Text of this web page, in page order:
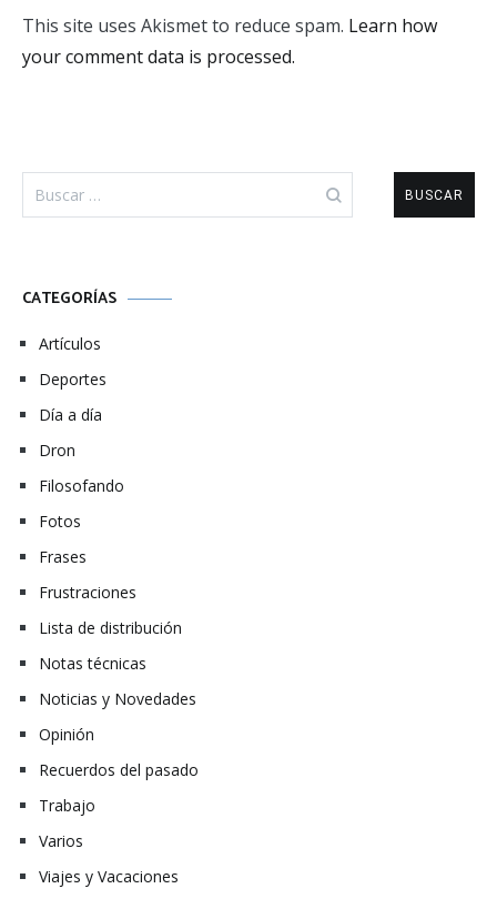
This site uses Akismet to reduce spam. Learn how
your comment data is processed.
CATEGORÍAS
Artículos
Deportes
Día a día
Dron
Filosofando
Fotos
Frases
Frustraciones
Lista de distribución
Notas técnicas
Noticias y Novedades
Opinión
Recuerdos del pasado
Trabajo
Varios
Viajes y Vacaciones